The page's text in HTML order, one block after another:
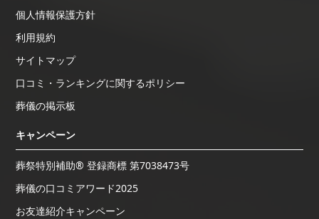
個人情報保護方針
利用規約
サイトマップ
口コミ・ランキングに関するポリシー
葬儀の掲示板
キャンペーン
葬祭特別補助® 登録商標 第7038473号
葬儀の口コミアワード2025
お友達紹介キャンペーン